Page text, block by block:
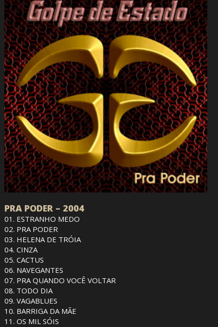
PRA PODER – 2004
01. ESTRANHO MEDO
02. PRA PODER
03. HELENA DE TRÓIA
04. CINZA
05. CACTUS
06. NAVEGANTES
07. PRA QUANDO VOCÊ VOLTAR
08. TODO DIA
09. VAGABLUES
10. BARRIGA DA MÃE
11. OS MIL SÓIS